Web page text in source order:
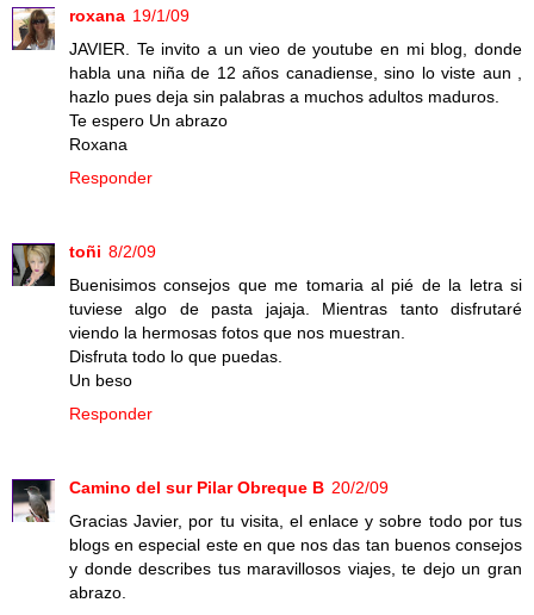
roxana 19/1/09
JAVIER. Te invito a un vieo de youtube en mi blog, donde
habla una niña de 12 años canadiense, sino lo viste aun ,
hazlo pues deja sin palabras a muchos adultos maduros.
Te espero Un abrazo
Roxana
Responder
toñi 8/2/09
Buenisimos consejos que me tomaria al pié de la letra si
tuviese algo de pasta jajaja. Mientras tanto disfrutaré
viendo la hermosas fotos que nos muestran.
Disfruta todo lo que puedas.
Un beso
Responder
Camino del sur Pilar Obreque B 20/2/09
Gracias Javier, por tu visita, el enlace y sobre todo por tus
blogs en especial este en que nos das tan buenos consejos
y donde describes tus maravillosos viajes, te dejo un gran
abrazo.